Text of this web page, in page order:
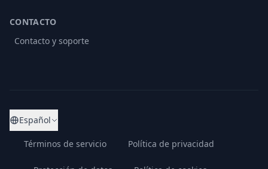
CONTACTO
Contacto y soporte
Español
Términos de servicio Política de privacidad